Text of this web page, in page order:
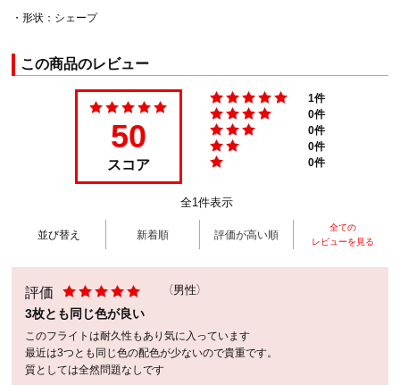
・形状：シェープ
この商品のレビュー
50
スコア
1件
0件
0件
0件
0件
全1件表示
並び替え 新着順 評価が高い順
全ての
レビューを見る
評価 （男性）
3枚とも同じ色が良い
このフライトは耐久性もあり気に入っています
最近は3つとも同じ色の配色が少ないので貴重です。
質としては全然問題なしです